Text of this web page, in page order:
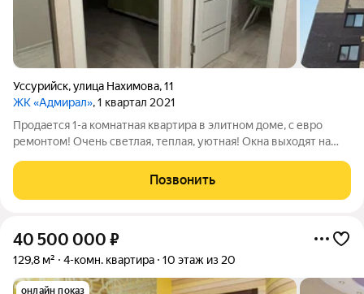
Уссурийск,улица Нахимова,11
ЖК «Адмирал», 1 квартал 2021
Продается 1-а комнатная квартира в элитном доме, с евро
ремонтом! Очень светлая, теплая, уютная! Окна выходят на
необходимой техникой Просторная кухня. Санузел совмещен.
Ремонт завершен в октябре 2021
Позвонить
40 500 000 ₽
129,8 м² 4-комн. квартира 10 этаж из 20
онлайн показ